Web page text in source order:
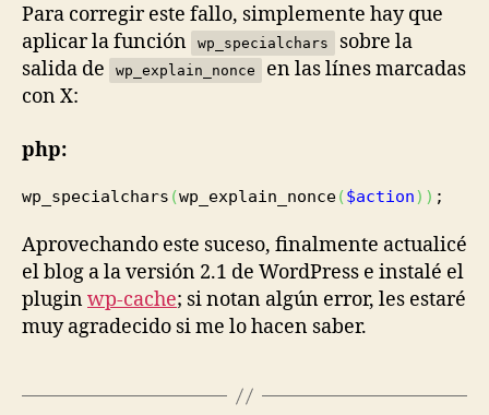
Para corregir este fallo, simplemente hay que
aplicar la función
wp_specialchars
sobre la
salida de
wp_explain_nonce
en las línes marcadas
con X:
php:
wp_specialchars (wp_explain_nonce($action) ) ;
Aprovechando este suceso, finalmente actualicé
el blog a la versión 2.1 de WordPress e instalé el
pluginwp-cache; si notan algún error, les estaré
muy agradecido si me lo hacen saber.